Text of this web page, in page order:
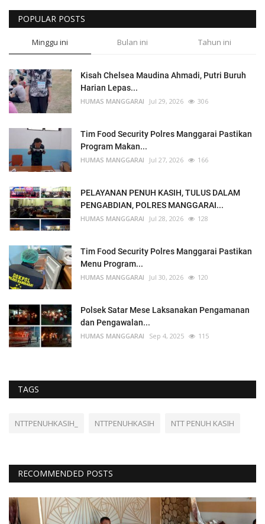
POPULAR POSTS
Minggu ini Bulan ini Tahun ini
Kisah Chelsea Maudina Ahmadi, Putri Buruh
Harian Lepas...
HUMAS MANGGARAI Jul 29, 2026 306
Tim Food Security Polres Manggarai Pastikan
Program Makan...
HUMAS MANGGARAI Jul 27, 2026 166
PELAYANAN PENUH KASIH, TULUS DALAM
PENGABDIAN, POLRES MANGGARAI...
HUMAS MANGGARAI Jul 28, 2026 128
Tim Food Security Polres Manggarai Pastikan
Menu Program...
HUMAS MANGGARAI Jul 30, 2026 120
Polsek Satar Mese Laksanakan Pengamanan
dan Pengawalan...
HUMAS MANGGARAI Sep 4, 2025 115
TAGS
NTTPENUHKASIH_ NTTPENUHKASIH NTT PENUH KASIH
RECOMMENDED POSTS